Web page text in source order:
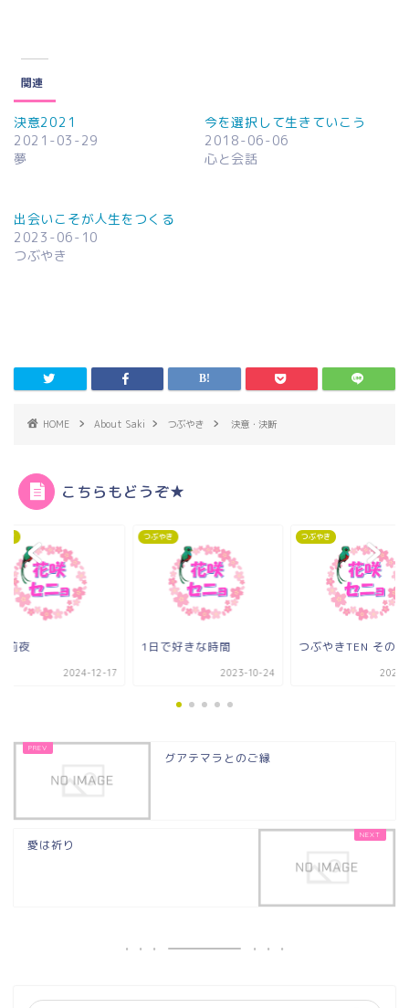
関連
決意2021
2021-03-29
夢
今を選択して生きていこう
2018-06-06
心と会話
出会いこそが人生をつくる
2023-06-10
つぶやき
HOME About Saki つぶやき 決意・決断
こちらもどうぞ★
前夜
2024-12-17
つぶやき
1日で好きな時間
2023-10-24
つぶやき
つぶやきTEN その2
2021-
グアテマラとのご縁
愛は祈り